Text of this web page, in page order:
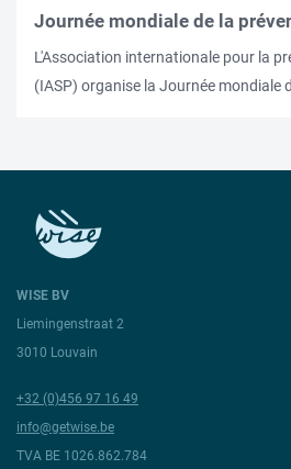
Journée mondiale de la
L'Association internationale pour la
(IASP) organise la Journée mondiale
WISE BV
Liemingenstraat 2
3010 Louvain
+32 (0)456 97 16 49
info@getwise.be
TVA BE 1026.862.784